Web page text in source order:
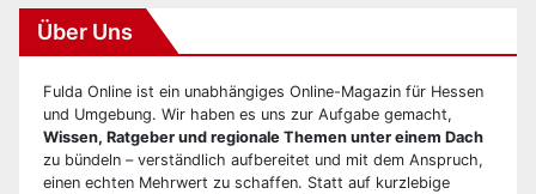
Über Uns
Fulda Online ist ein unabhängiges Online-Magazin für Hessen
und Umgebung. Wir haben es uns zur Aufgabe gemacht,
Wissen, Ratgeber und regionale Themen unter einem Dach
zu bündeln – verständlich aufbereitet und mit dem Anspruch,
einen echten Mehrwert zu schaffen. Statt auf kurzlebige